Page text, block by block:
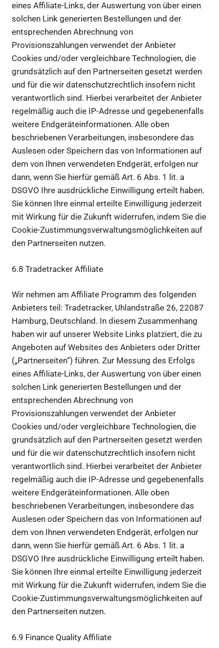
eines Affiliate-Links, der Auswertung von über einen
solchen Link generierten Bestellungen und der
entsprechenden Abrechnung von
Provisionszahlungen verwendet der Anbieter
Cookies und/oder vergleichbare Technologien, die
grundsätzlich auf den Partnerseiten gesetzt werden
und für die wir datenschutzrechtlich insofern nicht
verantwortlich sind. Hierbei verarbeitet der Anbieter
regelmäßig auch die IP-Adresse und gegebenenfalls
weitere Endgeräteinformationen. Alle oben
beschriebenen Verarbeitungen, insbesondere das
Auslesen oder Speichern das von Informationen auf
dem von Ihnen verwendeten Endgerät, erfolgen nur
dann, wenn Sie hierfür gemäß Art. 6 Abs. 1 lit. a
DSGVO Ihre ausdrückliche Einwilligung erteilt haben.
Sie können Ihre einmal erteilte Einwilligung jederzeit
mit Wirkung für die Zukunft widerrufen, indem Sie die
Cookie-Zustimmungsverwaltungsmöglichkeiten auf
den Partnerseiten nutzen.
6.8 Tradetracker Affiliate
Wir nehmen am Affiliate Programm des folgenden
Anbieters teil: Tradetracker, Uhlandstraße 26, 22087
Hamburg, Deutschland. In diesem Zusammenhang
haben wir auf unserer Website Links platziert, die zu
Angeboten auf Websites des Anbieters oder Dritter
(„Partnerseiten“) führen. Zur Messung des Erfolgs
eines Affiliate-Links, der Auswertung von über einen
solchen Link generierten Bestellungen und der
entsprechenden Abrechnung von
Provisionszahlungen verwendet der Anbieter
Cookies und/oder vergleichbare Technologien, die
grundsätzlich auf den Partnerseiten gesetzt werden
und für die wir datenschutzrechtlich insofern nicht
verantwortlich sind. Hierbei verarbeitet der Anbieter
regelmäßig auch die IP-Adresse und gegebenenfalls
weitere Endgeräteinformationen. Alle oben
beschriebenen Verarbeitungen, insbesondere das
Auslesen oder Speichern das von Informationen auf
dem von Ihnen verwendeten Endgerät, erfolgen nur
dann, wenn Sie hierfür gemäß Art. 6 Abs. 1 lit. a
DSGVO Ihre ausdrückliche Einwilligung erteilt haben.
Sie können Ihre einmal erteilte Einwilligung jederzeit
mit Wirkung für die Zukunft widerrufen, indem Sie die
Cookie-Zustimmungsverwaltungsmöglichkeiten auf
den Partnerseiten nutzen.
6.9 Finance Quality Affiliate